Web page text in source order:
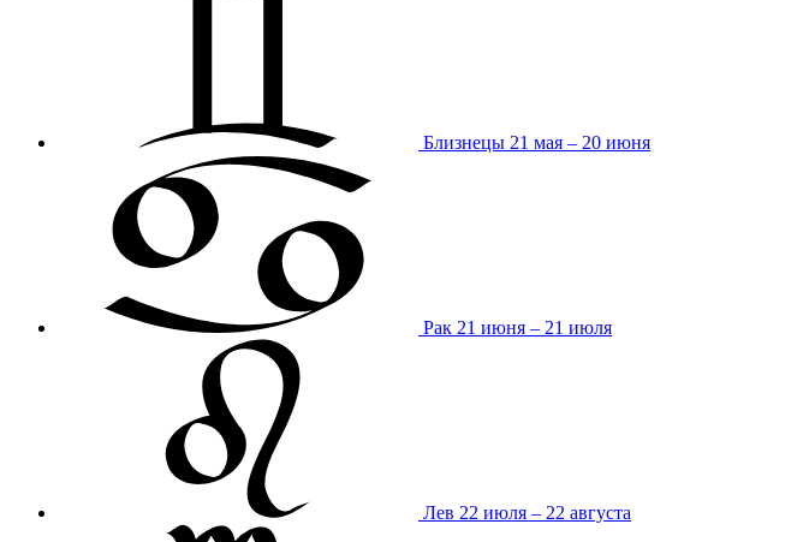
Близнецы 21 мая – 20 июня
Рак 21 июня – 21 июля
Лев 22 июля – 22 августа